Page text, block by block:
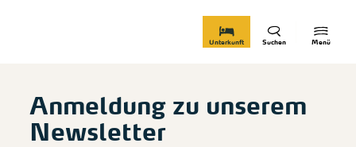
Menü
Suchen
Unterkunft
Anmeldung zu unserem
Newsletter